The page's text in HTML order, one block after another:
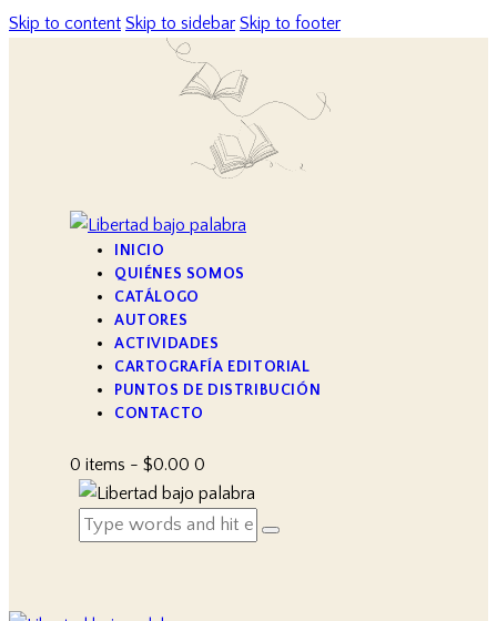
Skip to content Skip to sidebar Skip to footer
INICIO
QUIÉNES SOMOS
CATÁLOGO
AUTORES
ACTIVIDADES
CARTOGRAFÍA EDITORIAL
PUNTOS DE DISTRIBUCIÓN
CONTACTO
0 items - $0.00 0